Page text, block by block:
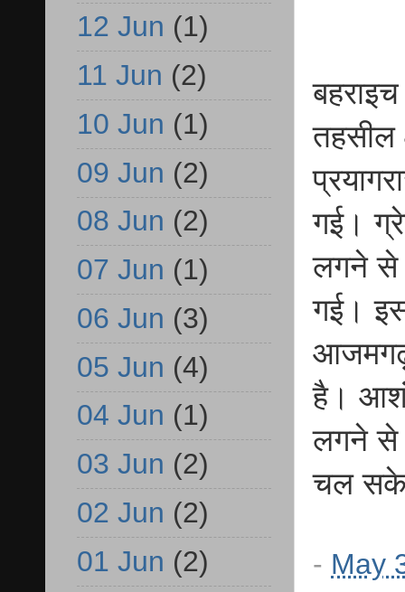
तहसील
गई।
लगने से
गई।
है।
लगने से
चल
- May
12 Jun (1)
11 Jun (2)
10 Jun (1)
09 Jun (2)
08 Jun (2)
07 Jun (1)
06 Jun (3)
05 Jun (4)
04 Jun (1)
03 Jun (2)
02 Jun (2)
01 Jun (2)